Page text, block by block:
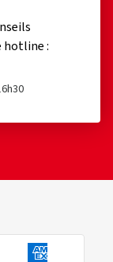
hotline :